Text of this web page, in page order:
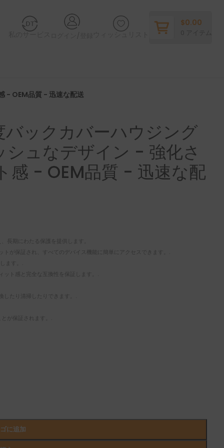
私のサービス ウィッシュリスト
$0.00
- OEM品質 - 迅速な配送
ックカバーハウジング
ュなデザイン - 強化さ
感 - OEM品質 - 迅速な配
長期にわたる保護を提供します。
が保証され、すべてのデバイス機能に簡単にアクセスできます。.
ト感と完全な互換性を保証します。.
たり清掃したりできます。.
が保証されます。.
に追加